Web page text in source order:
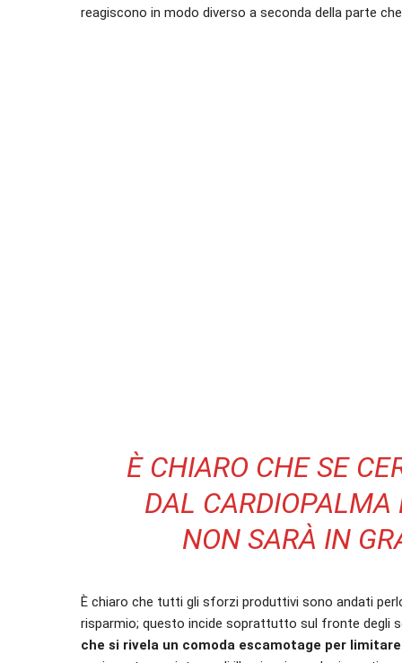
reagiscono in modo diverso a seconda della parte
È CHIARO CHE SE
DAL CARDIOPALMA
NON SARÀ IN
È chiaro che tutti gli sforzi produttivi sono andati
risparmio; questo incide soprattutto sul fronte degli
che si rivela un comoda escamotage per